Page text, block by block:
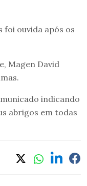
foi ouvida após os
Magen David
indicando
abrigos em todas